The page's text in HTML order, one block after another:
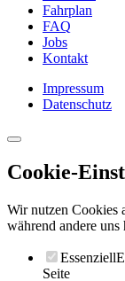
Fahrplan
FAQ
Jobs
Kontakt
Impressum
Datenschutz
Cookie-
Wir nutzen Cookies
während andere uns
Essenziell
Seite